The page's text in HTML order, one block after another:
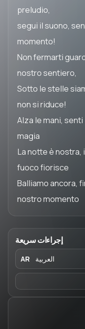
إجراءات سريعة
AR العربية
preludio,
segui il suono,
momento!
Non fermarti
nostro sentiero,
Sotto le stelle
non si riduce!
Alza le mani,
magia
La notte è nostra,
fuoco fiorisce
Balliamo ancora,
nostro momento